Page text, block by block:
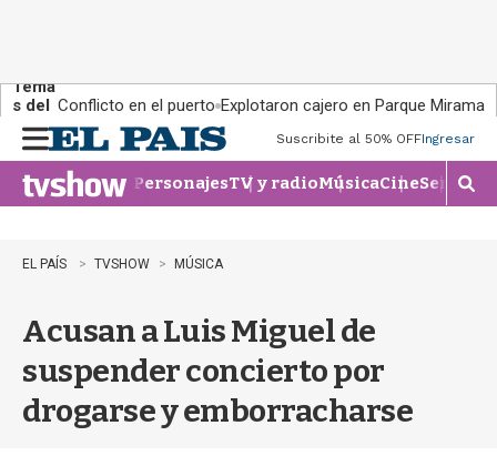
Tema
s del
día:
Conflicto en el puerto Explotaron cajero en Parque Miramar
n
u
Suscribite al 50% OFFIngresar
PersonajesTV y radioMúsicaCineSeries
M
o
EL PAÍS TVSHOW MÚSICA
Acusan a Luis Miguel de
suspender concierto por
drogarse y emborracharse